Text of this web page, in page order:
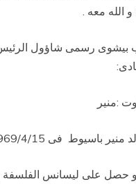
و الله معه .
بيشوى رسمى شاؤول الرئيس
:منير
باسيوط فى 1969/4/15 ،
حصل على ليسانس الفلسفة